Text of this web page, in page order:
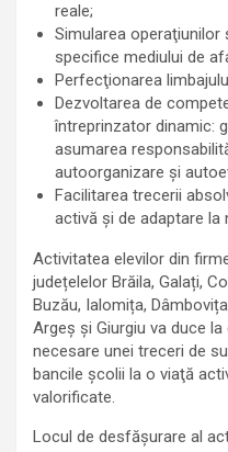
reale;
Simularea
specifice mediului de
Perfecţionarea
Dezvoltarea de
întreprinzator dinamic:
asumarea
autoorganizare şi
Facilitarea trecerii
activă şi de adaptare la
Activitatea elevilor din
județelelor Brăila, Galați,
Buzău, Ialomița,
Argeș și Giurgiu va duce
necesare unei treceri de
bancile şcolii la o viaţă
valorificate.
Locul de desfăşurare al